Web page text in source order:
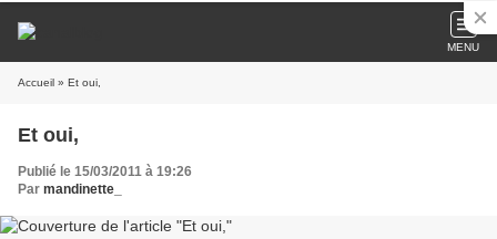
MENU
Accueil » Et oui,
Et oui,
Publié le 15/03/2011 à 19:26
Par mandinette_